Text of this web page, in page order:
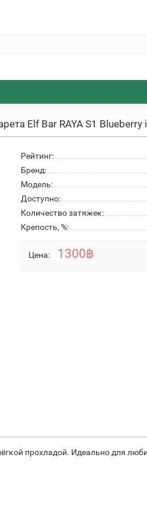
Elf Bar RAYA S1
Рейтинг:
Бренд:
Модель:
Доступно:
Количество затяжек:
Крепость, %:
Цена: 1300฿
прохладой. Идеально для